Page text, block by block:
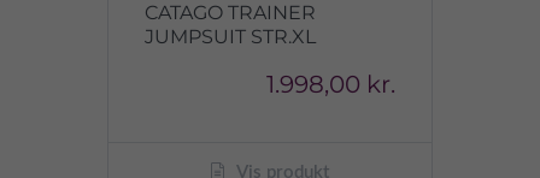
CATAGO TRAINER
JUMPSUIT STR.XL
1.998,00 kr.
Vis produkt